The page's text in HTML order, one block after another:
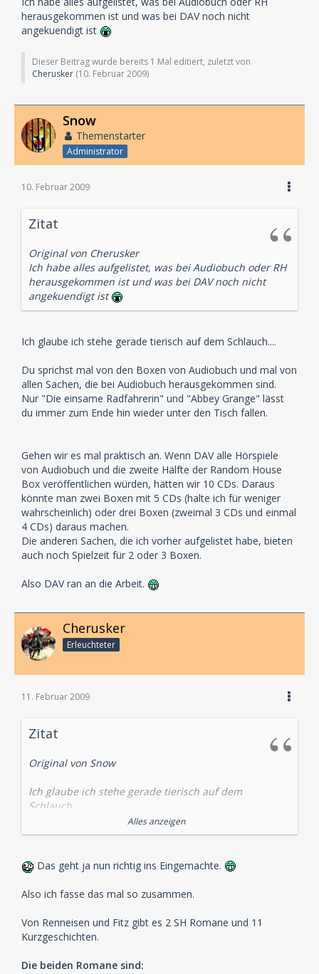
herausgekommen ist und was bei DAV noch nicht
angekuendigt ist
Dieser Beitrag wurde bereits 1 Mal editiert, zuletzt von
Cherusker (10. Februar 2009)
Snow
Themenstarter
Administrator
10. Februar 2009
Zitat
Original von Cherusker
Ich habe alles aufgelistet, was bei Audiobuch oder RH
herausgekommen ist und was bei DAV noch nicht
angekuendigt ist
Ich glaube ich stehe gerade tierisch auf dem Schlauch....
Du sprichst mal von den Boxen von Audiobuch und mal von
allen Sachen, die bei Audiobuch herausgekommen sind.
Nur "Die einsame Radfahrerin" und "Abbey Grange" lässt
du immer zum Ende hin wieder unter den Tisch fallen.
Gehen wir es mal praktisch an. Wenn DAV alle Hörspiele
von Audiobuch und die zweite Hälfte der Random House
Box veröffentlichen würden, hätten wir 10 CDs. Daraus
könnte man zwei Boxen mit 5 CDs (halte ich für weniger
wahrscheinlich) oder drei Boxen (zweimal 3 CDs und einmal
4 CDs) daraus machen.
Die anderen Sachen, die ich vorher aufgelistet habe, bieten
auch noch Spielzeit für 2 oder 3 Boxen.
Also DAV ran an die Arbeit.
Cherusker
Erleuchteter
11. Februar 2009
Zitat
Original von Snow
Ich glaube ich stehe gerade tierisch auf dem
Schlauch....
Du sprichst mal von den Boxen von Audiobuch und
herausgekommen sind.
Nur "Die einsame Radfahrerin" und "Abbey Grange"
lässt du immer zum Ende hin wieder unter den Tisch
Gehen wir es mal praktisch an. Wenn DAV alle
Hörspiele von Audiobuch und die zweite Hälfte der
Alles anzeigen
Das geht ja nun richtig ins Eingemachte.
Also ich fasse das mal so zusammen.
Von Renneisen und Fitz gibt es 2 SH Romane und 11
Kurzgeschichten.
Die beiden Romane sind: